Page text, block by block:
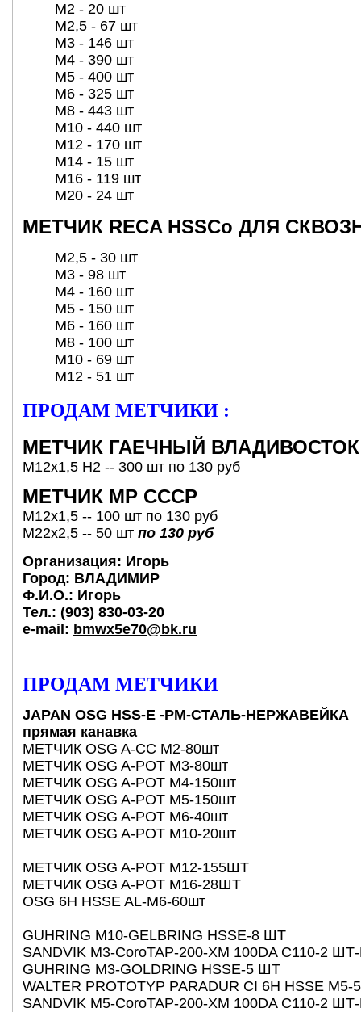
М2 - 20 шт
М2,5 - 67 шт
М3 - 146 шт
M4 - 390 шт
М5 - 400 шт
М6 - 325 шт
М8 - 443 шт
М10 - 440 шт
М12 - 170 шт
M14 - 15 шт
М16 - 119 шт
М20 - 24 шт
МЕТЧИК RECA HSSCo ДЛЯ
M2,5 - 30 шт
М3 - 98 шт
M4 - 160 шт
М5 - 150 шт
М6 - 160 шт
М8 - 100 шт
М10 - 69 шт
М12 - 51 шт
ПРОДАМ МЕТЧИКИ :
МЕТЧИК ГАЕЧНЫЙ ВЛАДИВОСТОК
М12х1,5 Н2 -- 300 шт по 130 руб
МЕТЧИК МР СССР
М12х1,5 -- 100 шт по 130 руб
М22х2,5 -- 50 шт по 130 руб
Организация: Игорь
Город: ВЛАДИМИР
Ф.И.О.: Игорь
Тел.: (903) 830-03-20
e-mail: bmwx5e70@bk.ru
ПРОДАМ МЕТЧИКИ
JAPAN OSG HSS-E -РМ-СТАЛЬ-НЕРЖАВЕЙКА
прямая канавка
МЕТЧИК ОSG A-СС M2-80шт
МЕТЧИК ОSG A-POT M3-80шт
МЕТЧИК ОSG A-POT M4-150шт
МЕТЧИК ОSG A-POT M5-150шт
МЕТЧИК ОSG A-POT M6-40шт
МЕТЧИК ОSG A-POT M10-20шт
МЕТЧИК ОSG A-POT M12-155ШТ
МЕТЧИК ОSG A-POT М16-28ШТ
OSG 6H HSSE AL-M6-60шт
GUHRING M10-GELBRING HSSE-8 ШТ
SANDVIK M3-CoroTAP-200-ХM 100DA С110-2
GUHRING M3-GOLDRING HSSE-5 ШТ
WALTER PROTOTYP PARADUR CI 6H HSSE M5-
SANDVIK M5-CoroTAP-200-ХM 100DA С110-2